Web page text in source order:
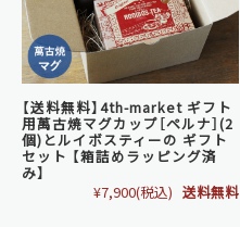
【送料無料】4th-market ギフト
用萬古焼マグカップ［ペルナ］(2
個)とルイボスティーの ギフト
セット 【箱詰めラッピング済
み】
¥7,900(税込) 送料無料